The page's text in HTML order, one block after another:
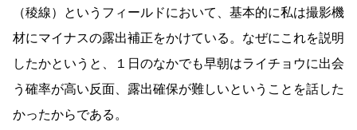
（稜線）というフィールドにおいて、基本的に私は撮影機
材にマイナスの露出補正をかけている。なぜにこれを説明
したかというと、１日のなかでも早朝はライチョウに出会
う確率が高い反面、露出確保が難しいということを話した
かったからである。